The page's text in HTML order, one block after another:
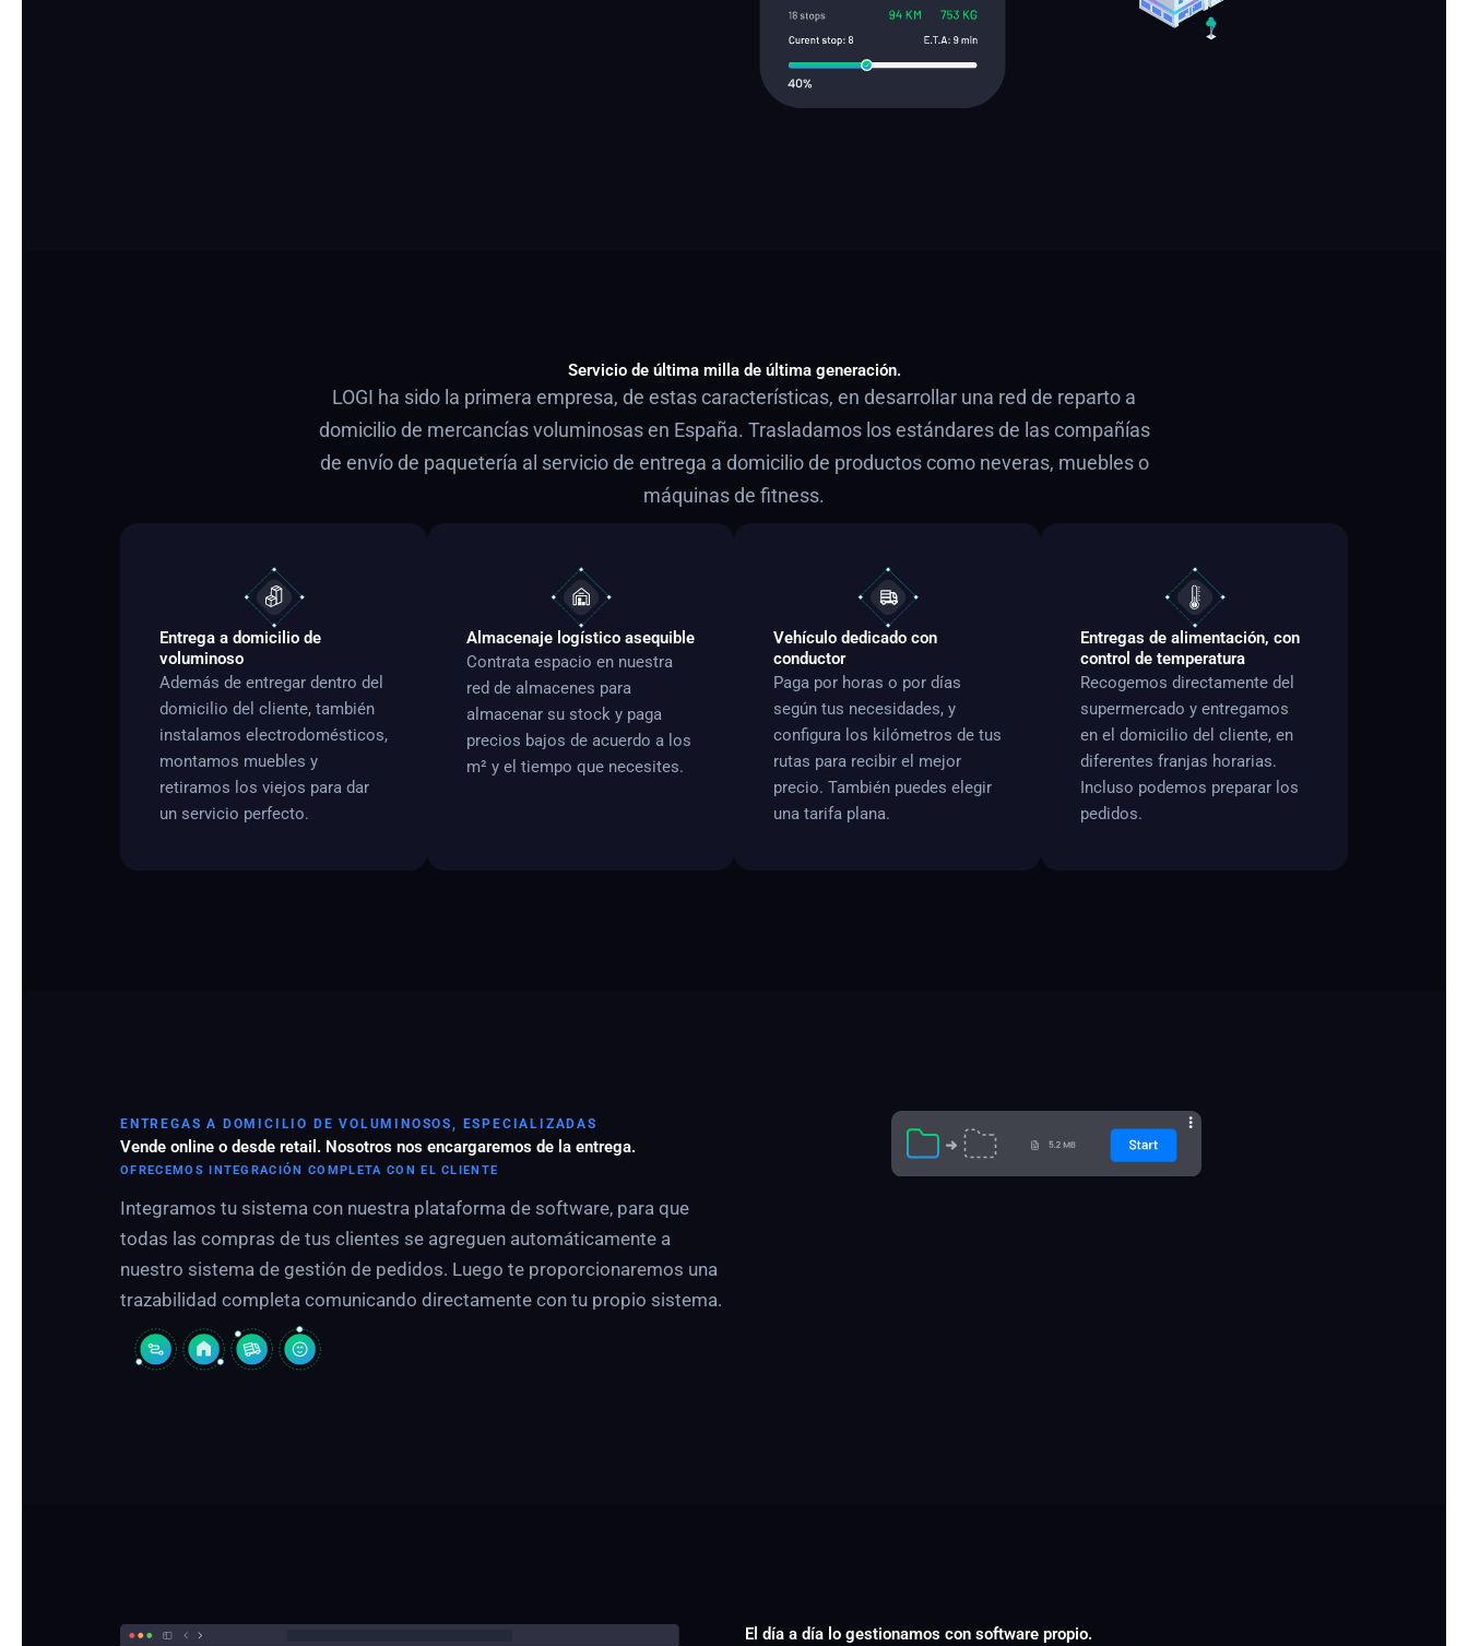
Servicio de última milla de última generación.
LOGI ha sido la primera empresa, de estas características, en desarrollar una red de reparto a
domicilio de mercancías voluminosas en España. Trasladamos los estándares de las compañías
de envío de paquetería al servicio de entrega a domicilio de productos como neveras, muebles o
máquinas de fitness.
Entrega a domicilio de
voluminoso
Además de entregar dentro del
domicilio del cliente, también
instalamos electrodomésticos,
montamos muebles y
retiramos los viejos para dar
un servicio perfecto.
Almacenaje logístico asequible
Contrata espacio en nuestra
red de almacenes para
almacenar su stock y paga
precios bajos de acuerdo a los
m² y el tiempo que necesites.
Vehículo dedicado con
conductor
Paga por horas o por días
según tus necesidades, y
configura los kilómetros de tus
rutas para recibir el mejor
precio. También puedes elegir
una tarifa plana.
Entregas de alimentación, con
control de temperatura
Recogemos directamente del
supermercado y entregamos
en el domicilio del cliente, en
diferentes franjas horarias.
Incluso podemos preparar los
pedidos.
ENTREGAS A DOMICILIO DE VOLUMINOSOS, ESPECIALIZADAS
Vende online o desde retail. Nosotros nos encargaremos de la entrega.
OFRECEMOS INTEGRACIÓN COMPLETA CON EL CLIENTE
Integramos tu sistema con nuestra plataforma de software, para que
todas las compras de tus clientes se agreguen automáticamente a
nuestro sistema de gestión de pedidos. Luego te proporcionaremos una
trazabilidad completa comunicando directamente con tu propio sistema.
El día a día lo gestionamos con software propio.